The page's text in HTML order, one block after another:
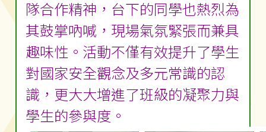
隊合作精神，台下的同學也熱烈為
其鼓掌吶喊，現場氣氛緊張而兼具
趣味性。活動不僅有效提升了學生
對國家安全觀念及多元常識的認
識，更大大增進了班級的凝聚力與
學生的參與度。